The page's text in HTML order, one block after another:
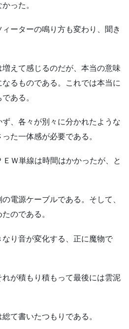
った。
ーターの鳴り方も変わり、聞き
えて感じるのだが、本当の意味
るものである。これでは本当に
ある。
、各々が別々に分かれたような
た一体感が必要である。
Ｗ単線は時間はかかったが、と
電源ケーブルである。そして、
のである。
り音が変化する、正に魔物で
が積もり積もって最後には雲泥
て書いたつもりである。